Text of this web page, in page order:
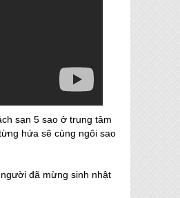
sạn 5 sao ở trung tâm
hứa sẽ cùng ngôi sao
đã mừng sinh nhật